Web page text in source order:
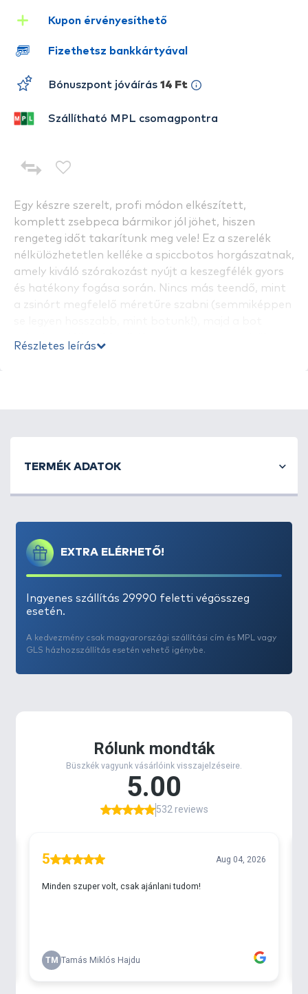
Egy készre szerelt, profi módon elkészített,
komplett zsebpeca bármikor jól jöhet, hiszen
rengeteg időt takarítunk meg vele! Ez a szerelék
nélkülözhetetlen kelléke a spiccbotos horgászatnak,
amely kiváló szórakozást nyújt a keszegfélék gyors
és hatékony fogása során. Nincs más teendő, mint
a zsinórt megfelelő méretűre szabni (semmiképpen
Részletes leírás
Kupon érvényesíthető
Fizethetsz bankkártyával
Bónuszpont jóváírás 14 Ft
Szállítható MPL csomagpontra
EXTRA ELÉRHETŐ!
Ingyenes szállítás 29990 feletti végösszeg
esetén.
A kedvezmény csak magyarországi szállítási cím és MPL vagy
GLS házhozszállítás esetén vehető igénybe.
TERMÉK ADATOK